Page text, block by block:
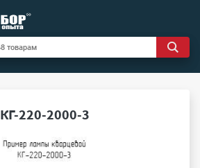
КГ-220-2000-3